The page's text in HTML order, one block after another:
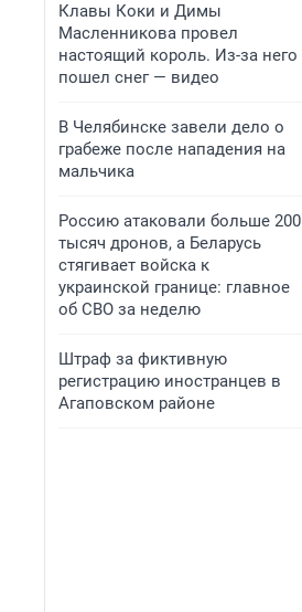
Клавы Коки и Димы
Масленникова провел
настоящий король. Из-за него
пошел снег — видео
В Челябинске завели дело о
грабеже после нападения на
мальчика
Россию атаковали больше 200
тысяч дронов, а Беларусь
стягивает войска к
украинской границе: главное
об СВО за неделю
Штраф за фиктивную
регистрацию иностранцев в
Агаповском районе